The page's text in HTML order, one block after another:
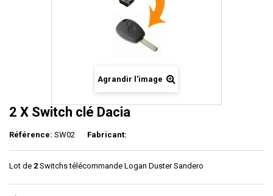
Agrandir l'image
2 X Switch clé Dacia
Référence: SW02 Fabricant:
Lot de 2 Switchs télécommande Logan Duster Sandero